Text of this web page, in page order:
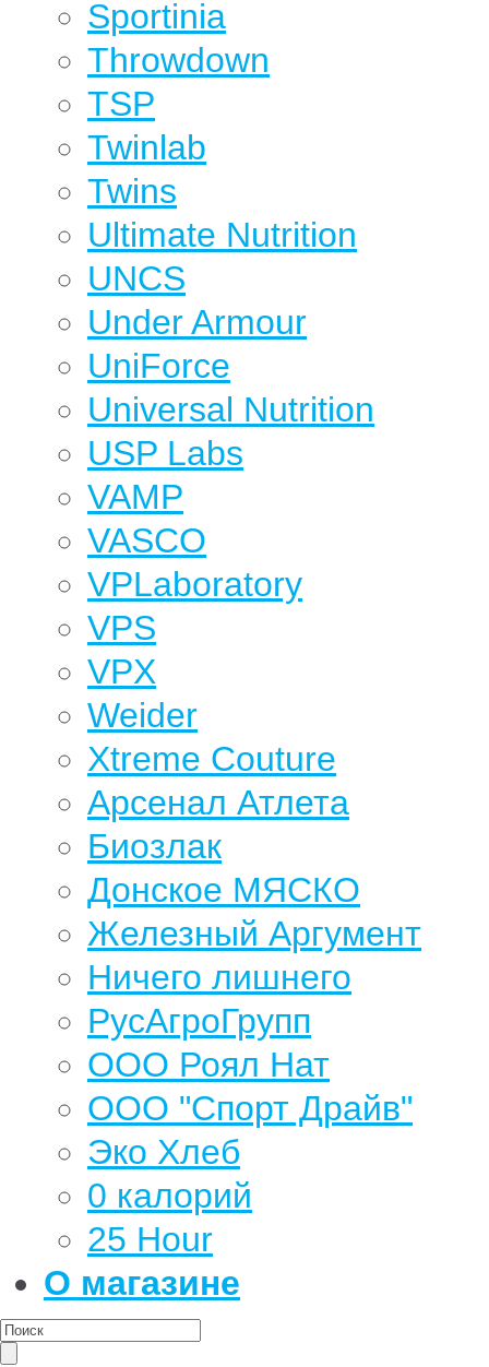
Sportinia
Throwdown
TSP
Twinlab
Twins
Ultimate Nutrition
UNCS
Under Armour
UniForce
Universal Nutrition
USP Labs
VAMP
VASCO
VPLaboratory
VPS
VPX
Weider
Xtreme Couture
Арсенал Атлета
Биозлак
Донское МЯСКО
Железный Аргумент
Ничего лишнего
РусАгроГрупп
ООО Роял Нат
ООО "Спорт Драйв"
Эко Хлеб
0 калорий
25 Hour
О магазине